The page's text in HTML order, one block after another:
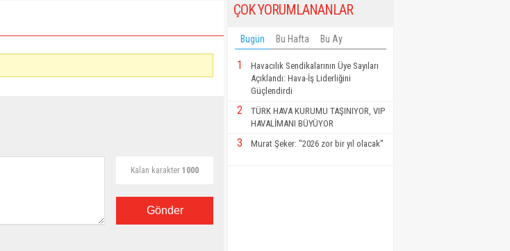
Kalan karakter 1000
Gönder
ÇOK YORUMLANANLAR
Bugün Bu Hafta Bu Ay
1
Havacılık Sendikalarının Üye Sayıları
Açıklandı: Hava-İş Liderliğini
Güçlendirdi
2
TÜRK HAVA KURUMU TAŞINIYOR, VIP
HAVALİMANI BÜYÜYOR
3 Murat Şeker: "2026 zor bir yıl olacak"